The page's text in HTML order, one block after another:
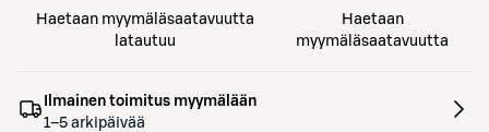
Haetaan myymäläsaatavuutta
latautuu
Haetaan
myymäläsaatavuutta
Ilmainen toimitus myymälään
1–5 arkipäivää